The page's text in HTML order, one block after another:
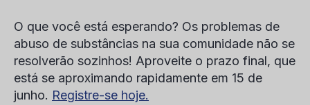
O que você está esperando? Os problemas de
abuso de substâncias na sua comunidade não se
resolverão sozinhos! Aproveite o prazo final, que
está se aproximando rapidamente em 15 de
junho. Registre-se hoje.